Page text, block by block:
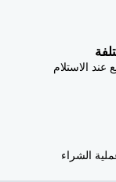
عند الاستلام